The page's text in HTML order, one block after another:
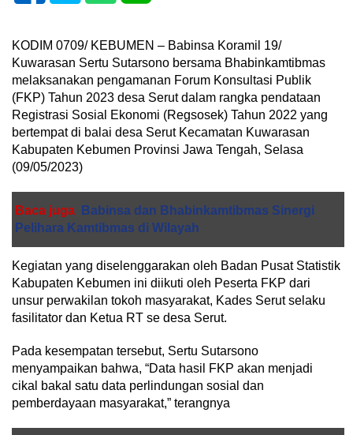
KODIM 0709/ KEBUMEN – Babinsa Koramil 19/
Kuwarasan Sertu Sutarsono bersama Bhabinkamtibmas
melaksanakan pengamanan Forum Konsultasi Publik
(FKP) Tahun 2023 desa Serut dalam rangka pendataan
Registrasi Sosial Ekonomi (Regsosek) Tahun 2022 yang
bertempat di balai desa Serut Kecamatan Kuwarasan
Kabupaten Kebumen Provinsi Jawa Tengah, Selasa
(09/05/2023)
Baca juga
Babinsa dan Bhabinkamtibmas Sinergi
Pelihara Kamtibmas di Wilayah
Kegiatan yang diselenggarakan oleh Badan Pusat Statistik
Kabupaten Kebumen ini diikuti oleh Peserta FKP dari
unsur perwakilan tokoh masyarakat, Kades Serut selaku
fasilitator dan Ketua RT se desa Serut.
Pada kesempatan tersebut, Sertu Sutarsono
menyampaikan bahwa, “Data hasil FKP akan menjadi
cikal bakal satu data perlindungan sosial dan
pemberdayaan masyarakat,” terangnya